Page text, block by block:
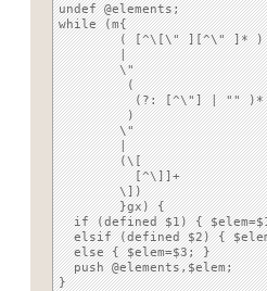
undef @elements;
while (m{
	( [^\[\" ][^\" ]* )
	|
	\"
	 (
	  (?: [^\"] | "" )*
	 )
	\"
	|
	(\[
	  [^\]]+
	\])
        }gx) {
if (defined $1) {
elsif (defined $2) {
  else { $elem=$3; }
  push @elements,$elem;
}